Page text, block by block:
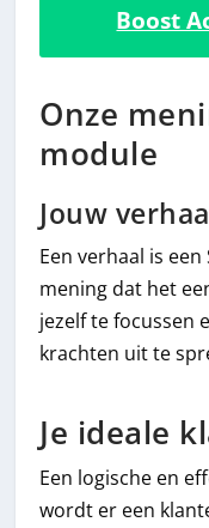
Boost
Onze
module
Jouw
Een verhaal is
mening dat het
jezelf te focussen
krachten uit te
Je ideale
Een logische en
wordt er een